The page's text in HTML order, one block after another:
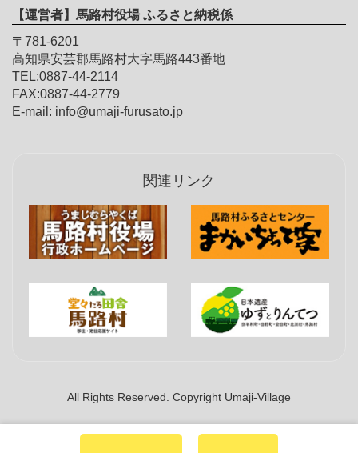
【運営者】馬路村役場 ふるさと納税係
〒781-6201
高知県安芸郡馬路村大字馬路443番地
TEL:0887-44-2114
FAX:0887-44-2779
E-mail: info@umaji-furusato.jp
関連リンク
All Rights Reserved. Copyright Umaji-Village